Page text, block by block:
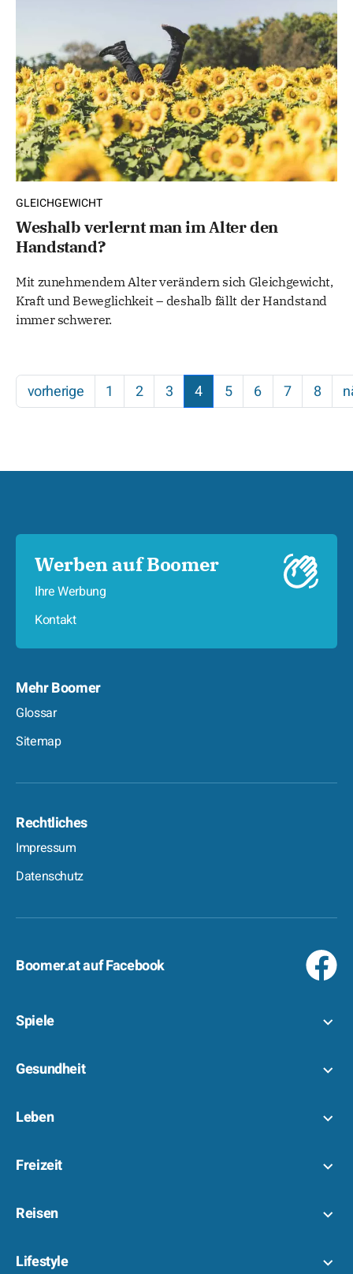
GLEICHGEWICHT
Weshalb verlernt man im Alter den
Handstand?
Mit zunehmendem Alter verändern sich Gleichgewicht,
Kraft und Beweglichkeit – deshalb fällt der Handstand
immer schwerer.
vorherige 1 2 3 4 5 6 7 8
Werben auf Boomer
Ihre Werbung
Kontakt
Mehr Boomer
Glossar
Sitemap
Rechtliches
Impressum
Datenschutz
Boomer.at auf Facebook
Spiele
Gesundheit
Leben
Freizeit
Reisen
Lifestyle